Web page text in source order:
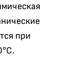
при